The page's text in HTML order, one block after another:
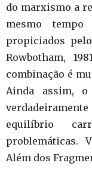
do marxismo a
mesmo
propiciados
Rowbotham,
combinação é
Ainda assim,
equilíbrio
problemáticas.
Além dos